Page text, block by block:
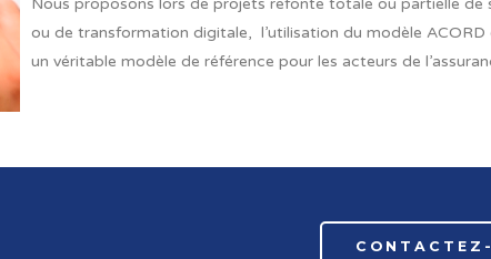
ou de transformation digitale, l’utilisation du modèle ACORD
un véritable modèle de référence pour les acteurs de